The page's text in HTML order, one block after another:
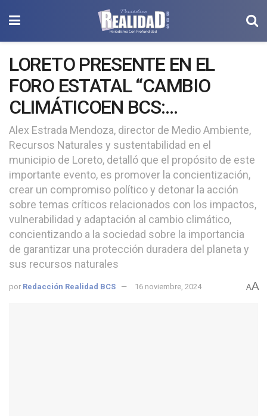
LORETO PRESENTE EN EL
FORO ESTATAL “CAMBIO
CLIMÁTICOEN BCS:
IMPACTOS, MITIGACIÓN Y
ADAPTACIÓN”
Alex Estrada Mendoza, director de Medio Ambiente,
Recursos Naturales y sustentabilidad en el
municipio de Loreto, detalló que el propósito de este
importante evento, es promover la concientización,
crear un compromiso político y detonar la acción
sobre temas críticos relacionados con los impactos,
vulnerabilidad y adaptación al cambio climático,
concientizando a la sociedad sobre la importancia
de garantizar una protección duradera del planeta y
sus recursos naturales
por Redacción Realidad BCS 16 noviembre, 2024 AA